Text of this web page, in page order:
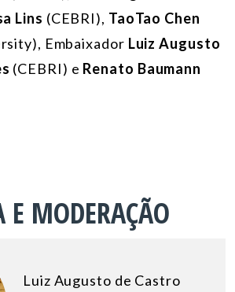
Lins (CEBRI), TaoTao Chen
Embaixador Luiz Augusto
(CEBRI) e Renato Baumann
E MODERAÇÃO
Luiz Augusto de Castro